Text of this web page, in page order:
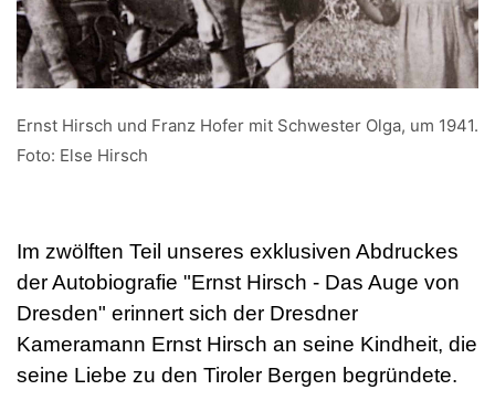
Ernst Hirsch und Franz Hofer mit Schwester Olga, um 1941.
Foto: Else Hirsch
Im zwölften Teil unseres exklusiven Abdruckes
der Autobiografie "Ernst Hirsch - Das Auge von
Dresden" erinnert sich der Dresdner
Kameramann Ernst Hirsch an seine Kindheit, die
seine Liebe zu den Tiroler Bergen begründete.